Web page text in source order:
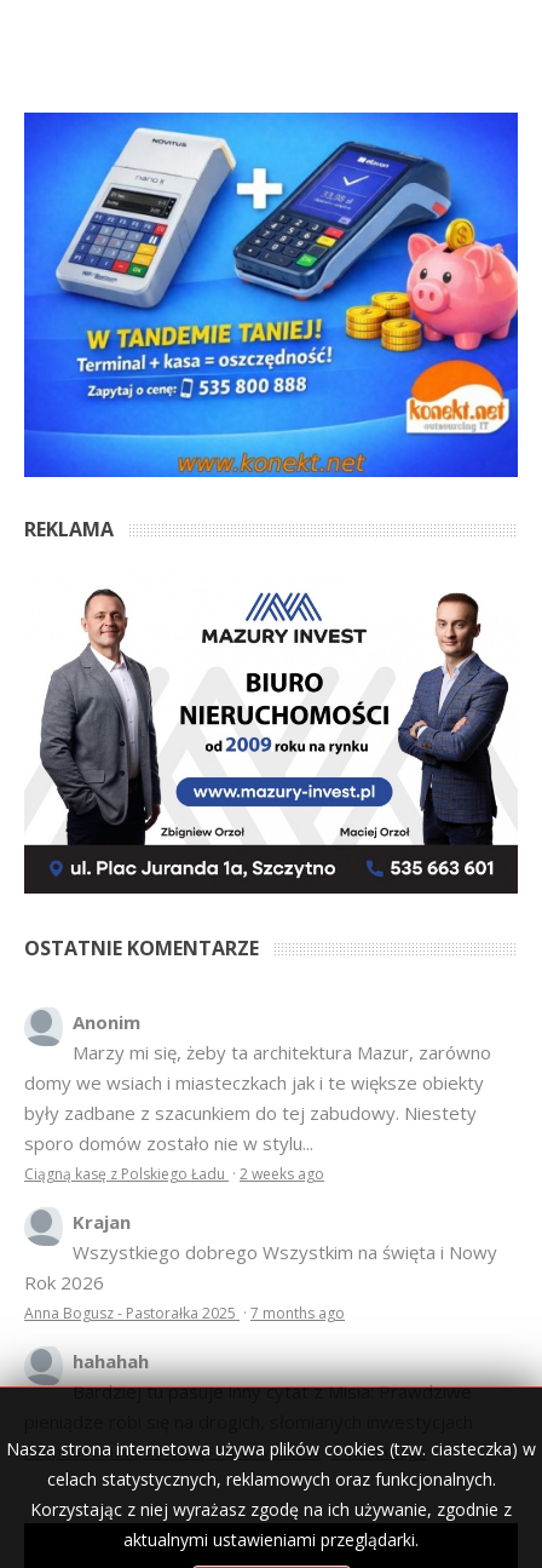
REKLAMA
OSTATNIE KOMENTARZE
Anonim
Marzy mi się, żeby ta architektura Mazur, zarówno
domy we wsiach i miasteczkach jak i te większe obiekty
były zadbane z szacunkiem do tej zabudowy. Niestety
sporo domów zostało nie w stylu...
Ciągną kasę z Polskiego Ładu · 2 weeks ago
Krajan
Wszystkiego dobrego Wszystkim na święta i Nowy
Rok 2026
Anna Bogusz - Pastorałka 2025 · 7 months ago
hahahah
Bardziej tu pasuje inny cytat z Misia: Prawdziwe
Podpisali umowę na wieżę - Kurek Mazurski ·7 months ago
Nasza strona internetowa używa plików cookies (tzw. ciasteczka) w
celach statystycznych, reklamowych oraz funkcjonalnych.
Korzystając z niej wyrażasz zgodę na ich używanie, zgodnie z
aktualnymi ustawieniami przeglądarki.